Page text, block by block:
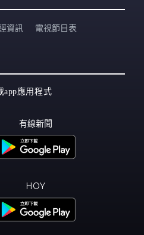
資訊 電視節目表
app應用程式
有線新聞
HOY